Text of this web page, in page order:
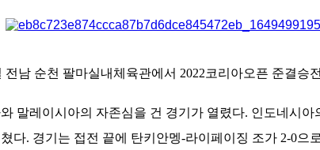
남 순천 팔마실내체육관에서 2022코리아오픈 준결승
말레이시아의 자존심을 건 경기가 열렸다. 인도네시
다. 경기는 접전 끝에 탄키안멩-라이페이징 조가 2-0으